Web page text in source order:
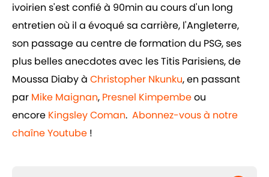
ivoirien s'est confié à 90min au cours d'un long
entretien où il a évoqué sa carrière, l'Angleterre,
son passage au centre de formation du PSG, ses
plus belles anecdotes avec les Titis Parisiens, de
Moussa Diaby à Christopher Nkunku, en passant
par Mike Maignan, Presnel Kimpembeou
encore Kingsley Coman. Abonnez-vous à notre
chaîne Youtube !